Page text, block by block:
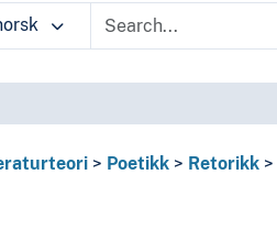
Poetikk Retorikk